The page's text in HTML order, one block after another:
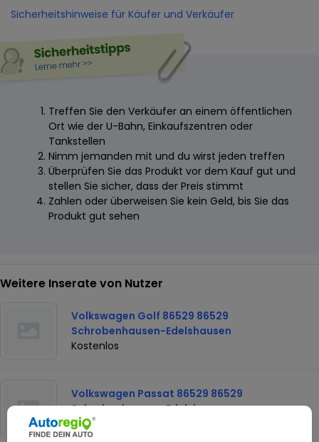
Sicherheitshinweise für Käufer und Verkäufer
Treffen Sie den Verkäufer an einem öffentlichen
Ort wie der U-Bahn, Einkaufszentren oder
Tankstellen
Nimm jemanden mit und du wirst jeden treffen
Überprüfen Sie das Produkt vor dem Kauf gut und
stellen Sie sicher, dass der Preis stimmt
Zahlen oder überweisen Sie kein Geld, bis Sie das
Produkt gut sehen
Weitere Inserate von Nutzer
Volkswagen Golf 86529 86529
Schrobenhausen-Edelshausen
Kostenlos
Volkswagen Passat 86529 86529
Schrobenhausen-Edelshausen
Kostenlos